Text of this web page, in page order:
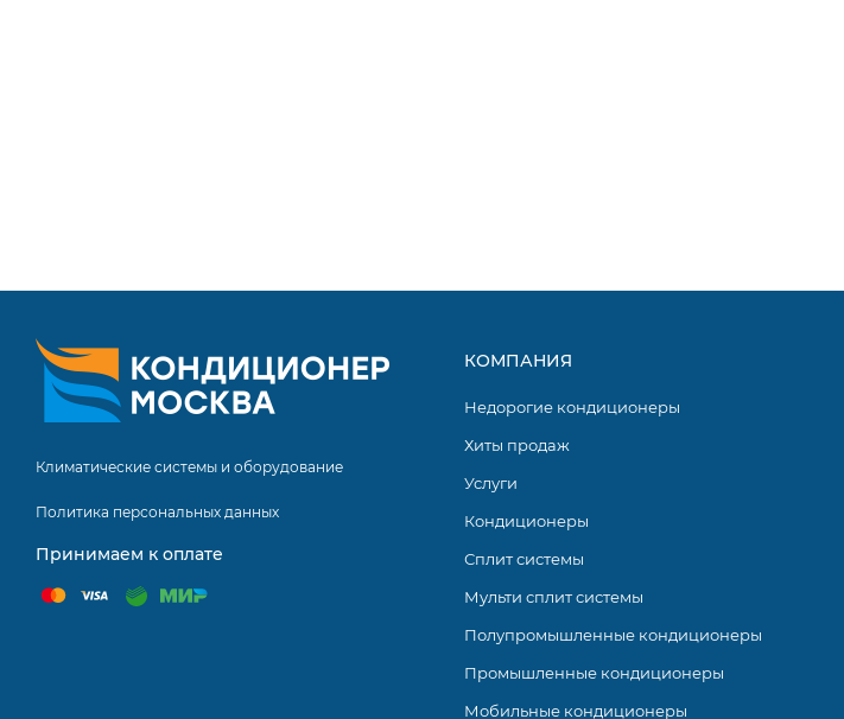
Климатические системы и оборудование
Политика персональных данных
Принимаем к оплате
КОМПАНИЯ
Недорогие кондиционеры
Хиты продаж
Услуги
Кондиционеры
Сплит системы
Мульти сплит системы
Полупромышленные кондиционеры
Промышленные кондиционеры
Мобильные кондиционеры